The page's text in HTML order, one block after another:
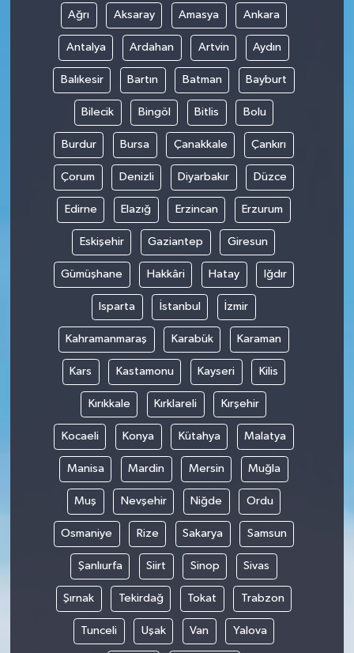
Ağrı Aksaray Amasya Ankara
Antalya Ardahan Artvin Aydın
Balıkesir Bartın Batman Bayburt
Bilecik Bingöl Bitlis Bolu
Burdur Bursa Çanakkale Çankırı
Çorum Denizli Diyarbakır Düzce
Edirne Elazığ Erzincan Erzurum
Eskişehir Gaziantep Giresun
Gümüşhane Hakkâri Hatay Iğdır
Isparta İstanbul İzmir
Kahramanmaraş Karabük Karaman
Kars Kastamonu Kayseri Kilis
Kırıkkale Kırklareli Kırşehir
Kocaeli Konya Kütahya Malatya
Manisa Mardin Mersin Muğla
Muş Nevşehir Niğde Ordu
Osmaniye Rize Sakarya Samsun
Şanlıurfa Siirt Sinop Sivas
Şırnak Tekirdağ Tokat Trabzon
Tunceli Uşak Van Yalova